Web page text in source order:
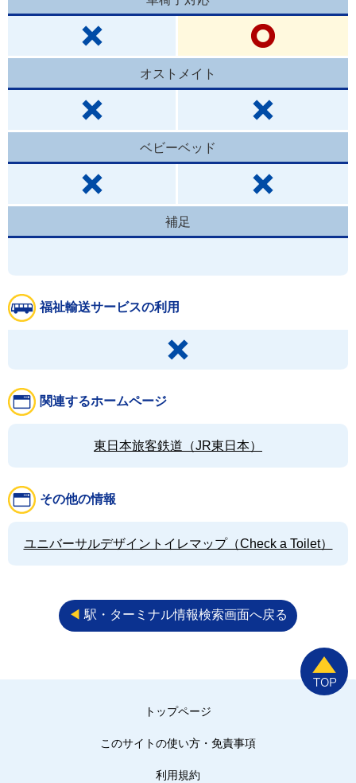
オストメイト
ベビーベッド
補足
福祉輸送サービスの利用
関連するホームページ
東日本旅客鉄道（JR東日本）
その他の情報
ユニバーサルデザイントイレマップ（Check a Toilet）
◀︎ 駅・ターミナル情報検索画面へ戻る
トップページ
このサイトの使い方・免責事項
利用規約